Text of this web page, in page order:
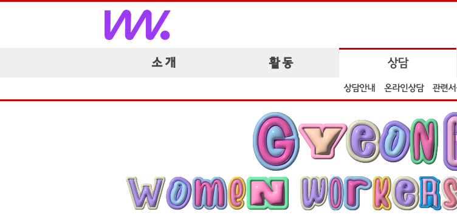
소 개 활 동 상담
상담안내 온라인상담 관련